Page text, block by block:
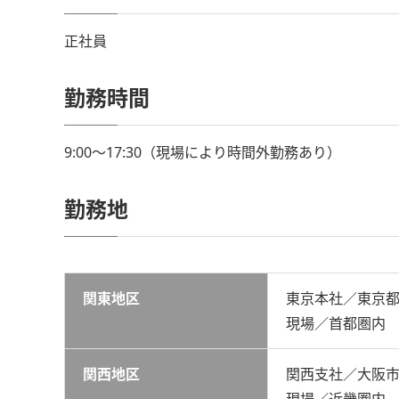
正社員
勤務時間
9:00～17:30（現場により時間外勤務あり）
勤務地
関東地区
東京本社／東京
現場／首都圏内
関西地区
関西支社／大阪